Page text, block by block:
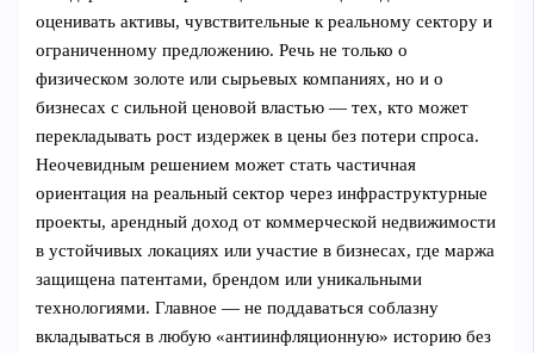
оценивать активы, чувствительные к реальному сектору и
ограниченному предложению. Речь не только о
физическом золоте или сырьевых компаниях, но и о
бизнесах с сильной ценовой властью — тех, кто может
перекладывать рост издержек в цены без потери спроса.
Неочевидным решением может стать частичная
ориентация на реальный сектор через инфраструктурные
проекты, арендный доход от коммерческой недвижимости
в устойчивых локациях или участие в бизнесах, где маржа
защищена патентами, брендом или уникальными
технологиями. Главное — не поддаваться соблазну
вкладываться в любую «антиинфляционную» историю без